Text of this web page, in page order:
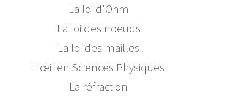
La loi d'Ohm
La loi des noeuds
La loi des mailles
L'œil en Sciences Physiques
La réfraction